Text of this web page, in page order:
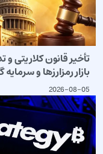
تأخیر قانون کلاریتی
بازار رمزارزها و سرمایه
2026-08-05